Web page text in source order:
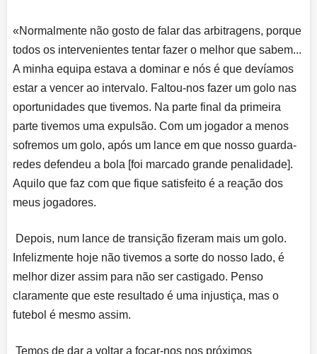
«Normalmente não gosto de falar das arbitragens, porque
todos os intervenientes tentar fazer o melhor que sabem...
A minha equipa estava a dominar e nós é que devíamos
estar a vencer ao intervalo. Faltou-nos fazer um golo nas
oportunidades que tivemos. Na parte final da primeira
parte tivemos uma expulsão. Com um jogador a menos
sofremos um golo, após um lance em que nosso guarda-
redes defendeu a bola [foi marcado grande penalidade].
Aquilo que faz com que fique satisfeito é a reação dos
meus jogadores.
Depois, num lance de transição fizeram mais um golo.
Infelizmente hoje não tivemos a sorte do nosso lado, é
melhor dizer assim para não ser castigado. Penso
claramente que este resultado é uma injustiça, mas o
futebol é mesmo assim.
Temos de dar a voltar a focar-nos nos próximos